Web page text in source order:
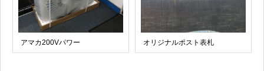
アマカ200Vパワー オリジナルポスト表札